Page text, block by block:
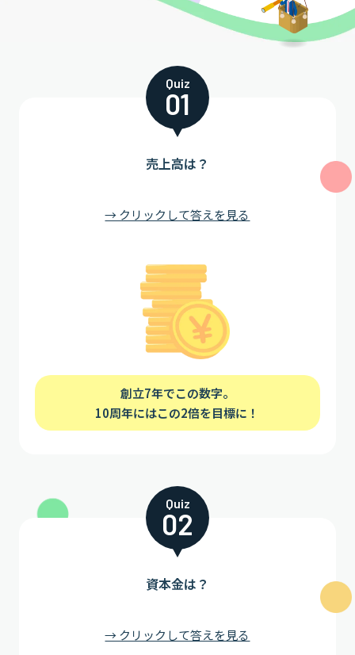
Quiz
01
売上高は？
→ クリックして答えを見る
創立7年でこの数字。
10周年にはこの2倍を目標に！
Quiz
02
資本金は？
→ クリックして答えを見る